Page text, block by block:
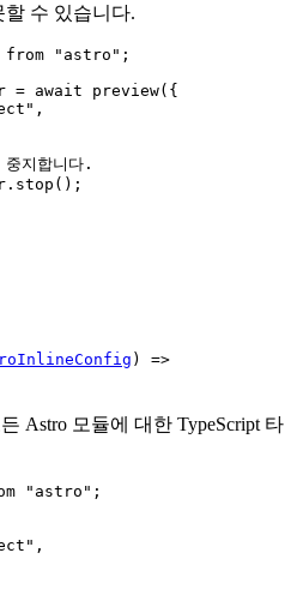
수 있습니다.
from " astro " ;
= await preview( {
" ,
지합니다.
. stop ();
) =>
Astro 모듈에 대한 TypeScript 타
" astro " ;
" ,